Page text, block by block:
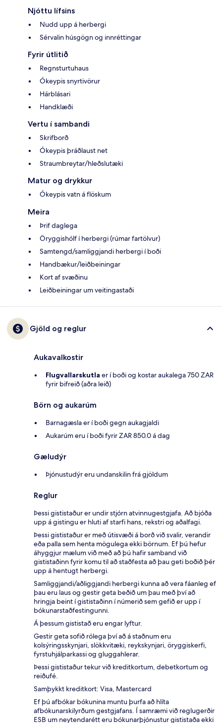
Njóttu lífsins
Nudd upp á herbergi
Sérvalin húsgögn og innréttingar
Fyrir útlitið
Regnsturtuhaus
Ókeypis snyrtivörur
Hárblásari
Handklæði
Vertu í sambandi
Skrifborð
Ókeypis þráðlaust net
Straumbreytar/hleðslutæki
Matur og drykkur
Ókeypis vatn á flöskum
Meira
Þrif daglega
Öryggishólf í herbergi (rúmar fartölvur)
Samtengd/samliggjandi herbergi í boði
Handbækur/leiðbeiningar
Kort af svæðinu
Leiðbeiningar um veitingastaði
Gjöld og reglur
Aukavalkostir
Flugvallarskutla er í boði og kostar aukalega 750 ZAR
fyrir bifreið (aðra leið)
Börn og aukarúm
Barnagæsla er í boði gegn aukagjaldi
Aukarúm eru í boði fyrir ZAR 850.0 á dag
Gæludýr
Þjónustudýr eru undanskilin frá gjöldum
Reglur
Þessi gististaður er undir stjórn atvinnugestgjafa. Að bjóða
upp á gistingu er hluti af starfi hans, rekstri og aðalfagi.
Þessi gististaður er með útisvæði á borð við svalir, verandir
eða palla sem henta mögulega ekki börnum. Ef þú hefur
áhyggjur mælum við með að þú hafir samband við
gististaðinn fyrir komu til að staðfesta að þau geti boðið þér
upp á hentugt herbergi.
Samliggjandi/aðliggjandi herbergi kunna að vera fáanleg ef
þau eru laus og gestir geta beðið um þau með því að
hringja beint í gististaðinn í númerið sem gefið er upp í
bókunarstaðfestingunni.
Á þessum gististað eru engar lyftur.
Gestir geta sofið rólega því að á staðnum eru
kolsýringsskynjari, slökkvitæki, reykskynjari, öryggiskerfi,
fyrstuhjálparkassi og gluggahlerar.
Þessi gististaður tekur við kreditkortum, debetkortum og
reiðufé.
Samþykkt kreditkort: Visa, Mastercard
Ef þú afbókar bókunina muntu þurfa að hlíta
afbókunarskilyrðum gestgjafans. Í samræmi við reglugerðir
ESB um neytendarétt eru bókunarþjónustur gististaða ekki